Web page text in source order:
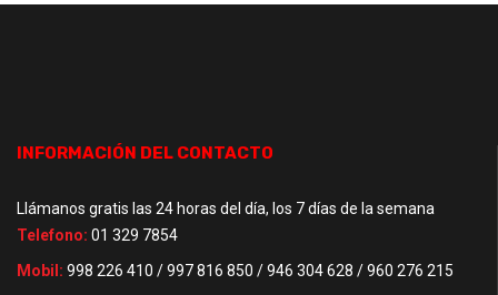
INFORMACIÓN DEL CONTACTO
Llámanos gratis las 24 horas del día, los 7 días de la semana
Telefono: 01 329 7854
Mobil: 998 226 410 / 997 816 850 / 946 304 628 / 960 276 215